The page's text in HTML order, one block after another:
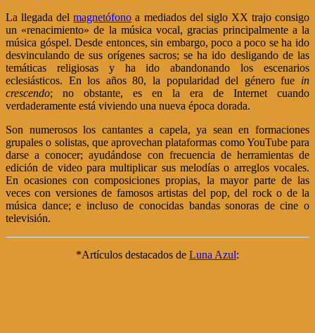
La llegada delmagnetófono a mediados del siglo XX trajo consigo
un «renacimiento» de la música vocal, gracias principalmente a la
música góspel. Desde entonces, sin embargo, poco a poco se ha ido
desvinculando de sus orígenes sacros; se ha ido desligando de las
temáticas religiosas y ha ido abandonando los escenarios
eclesiásticos. En los años 80, la popularidad del género fue in
crescendo; no obstante, es en la era de Internet cuando
verdaderamente está viviendo una nueva época dorada.
Son numerosos los cantantes a capela, ya sean en formaciones
grupales o solistas, que aprovechan plataformas como YouTube para
darse a conocer; ayudándose con frecuencia de herramientas de
edición de video para multiplicar sus melodías o arreglos vocales.
En ocasiones con composiciones propias, la mayor parte de las
veces con versiones de famosos artistas del pop, del rock o de la
música dance; e incluso de conocidas bandas sonoras de cine o
televisión.
*Artículos destacados de Luna Azul: